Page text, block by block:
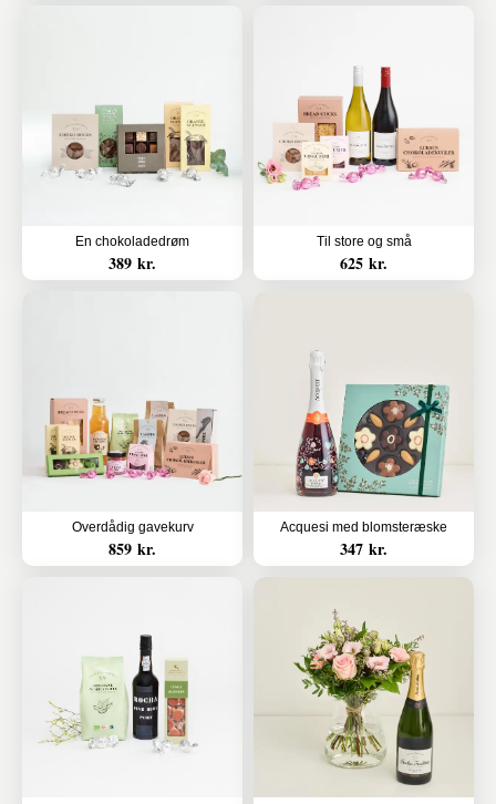
En chokoladedrøm
389 kr.
Til store og små
625 kr.
Overdådig gavekurv
859 kr.
Acquesi med blomsteræske
347 kr.